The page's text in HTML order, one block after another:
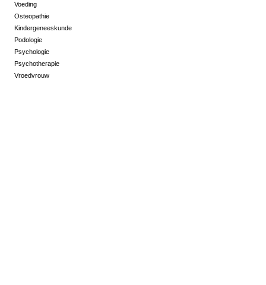
Voeding
Osteopathie
Kindergeneeskunde
Podologie
Psychologie
Psychotherapie
Vroedvrouw